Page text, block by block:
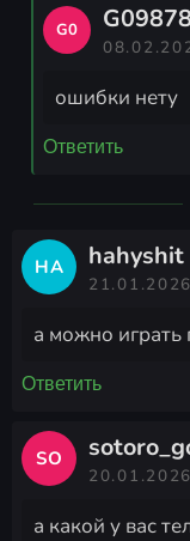
G0
ошибки нету
Ответить
HA hahyshit
21.01.2026
а можно
Ответить
SO
20.01.2026
а какой у вас